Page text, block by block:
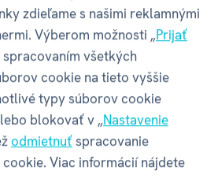
hry vytvorila
fanúšikov CATANU. Po celé
osídľovanie, obchod
nadšením. Okrem stolovej
edícií ponúkajú ďalšiu
hry s kockami, kartové hry,
zdieľame s našimi reklamnými
Výberom možnosti „Prijať
spracovaním všetkých
cookie na tieto vyššie
typy súborov cookie
blokovať v „Nastavenie
odmietnuťspracovanie
Viac informácií nájdete